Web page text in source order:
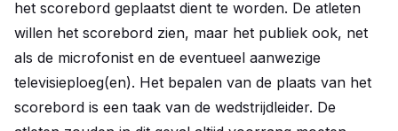
het scorebord geplaatst dient te worden. De atleten
willen het scorebord zien, maar het publiek ook, net
als de microfonist en de eventueel aanwezige
televisieploeg(en). Het bepalen van de plaats van het
scorebord is een taak van de wedstrijdleider. De